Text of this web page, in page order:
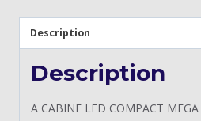
Description
Description
A CABINE LED COMPACT